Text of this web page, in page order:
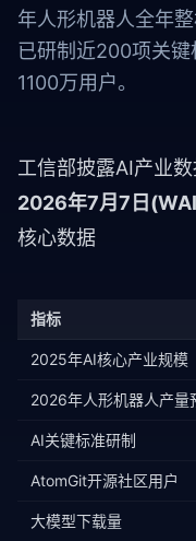
年人形机器人全年
已研制近200项关
1100万用户。
工信部披露AI产业
2026年7月7日
核心数据
指标
2025年AI核心产业规模
2026年人形机器人产量
AI关键标准研制
AtomGit开源社区用户
大模型下载量